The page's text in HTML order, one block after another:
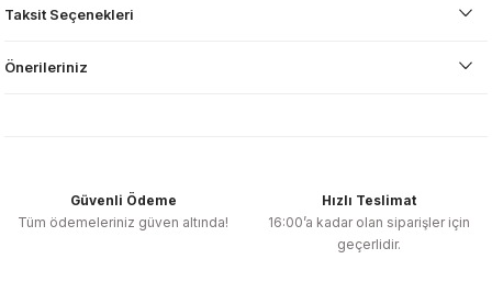
Taksit Seçenekleri
Önerileriniz
Güvenli Ödeme
Tüm ödemeleriniz güven altında!
Hızlı Teslimat
16:00’a kadar olan siparişler için
geçerlidir.